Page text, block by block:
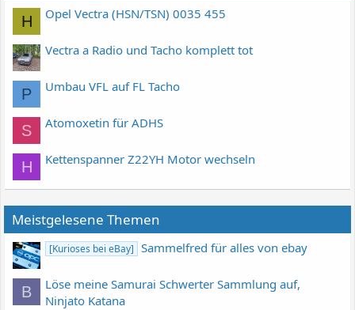
H Opel Vectra (HSN/TSN) 0035 455
Vectra a Radio und Tacho komplett tot
P Umbau VFL auf FL Tacho
S Atomoxetin für ADHS
H Kettenspanner Z22YH Motor wechseln
Meistgelesene Themen
[Kurioses bei eBay] Sammelfred für alles von ebay
B
Löse meine Samurai Schwerter Sammlung auf,
Ninjato Katana